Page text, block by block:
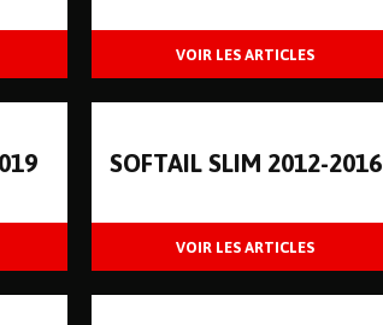
SOFTAIL SLIM 2012-2016